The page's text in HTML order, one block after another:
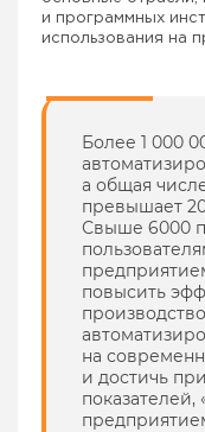
и программных
использования на
Более 1 000
а общая
превышает
Свыше 6000
повысить
на
и достичь
показателей,